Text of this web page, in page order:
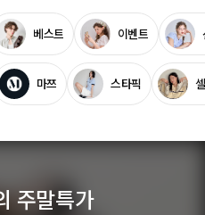
베스트 이벤트
마쯔 스타픽
주말특가